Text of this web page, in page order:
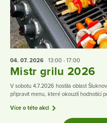
04. 07. 2026 13:00 - 17:00
Mistr grilu 2026
V sobotu 4.7.2026 hostila oblast
připravit menu, které okouzlí hodnotící
Více o této akci